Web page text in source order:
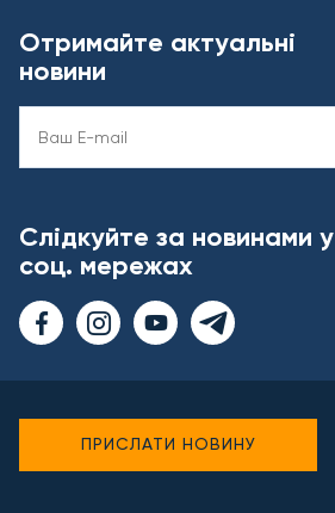
Отримайте актуальні
новини
Слідкуйте за новинами у
соц. мережах
ПРИСЛАТИ НОВИНУ